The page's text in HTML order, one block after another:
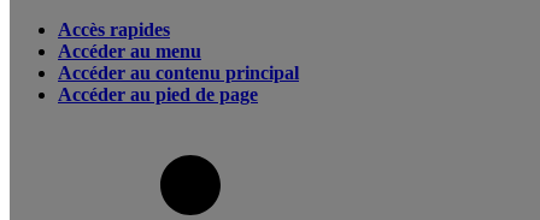
Accès rapides
Accéder au menu
Accéder au contenu principal
Accéder au pied de page